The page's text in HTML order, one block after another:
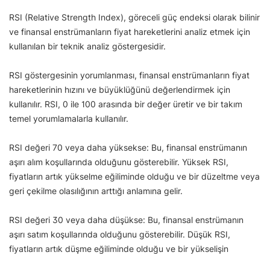
RSI (Relative Strength Index), göreceli güç endeksi olarak bilinir
ve finansal enstrümanların fiyat hareketlerini analiz etmek için
kullanılan bir teknik analiz göstergesidir.
RSI göstergesinin yorumlanması, finansal enstrümanların fiyat
hareketlerinin hızını ve büyüklüğünü değerlendirmek için
kullanılır. RSI, 0 ile 100 arasında bir değer üretir ve bir takım
temel yorumlamalarla kullanılır.
RSI değeri 70 veya daha yüksekse: Bu, finansal enstrümanın
aşırı alım koşullarında olduğunu gösterebilir. Yüksek RSI,
fiyatların artık yükselme eğiliminde olduğu ve bir düzeltme veya
geri çekilme olasılığının arttığı anlamına gelir.
RSI değeri 30 veya daha düşükse: Bu, finansal enstrümanın
aşırı satım koşullarında olduğunu gösterebilir. Düşük RSI,
fiyatların artık düşme eğiliminde olduğu ve bir yükselişin